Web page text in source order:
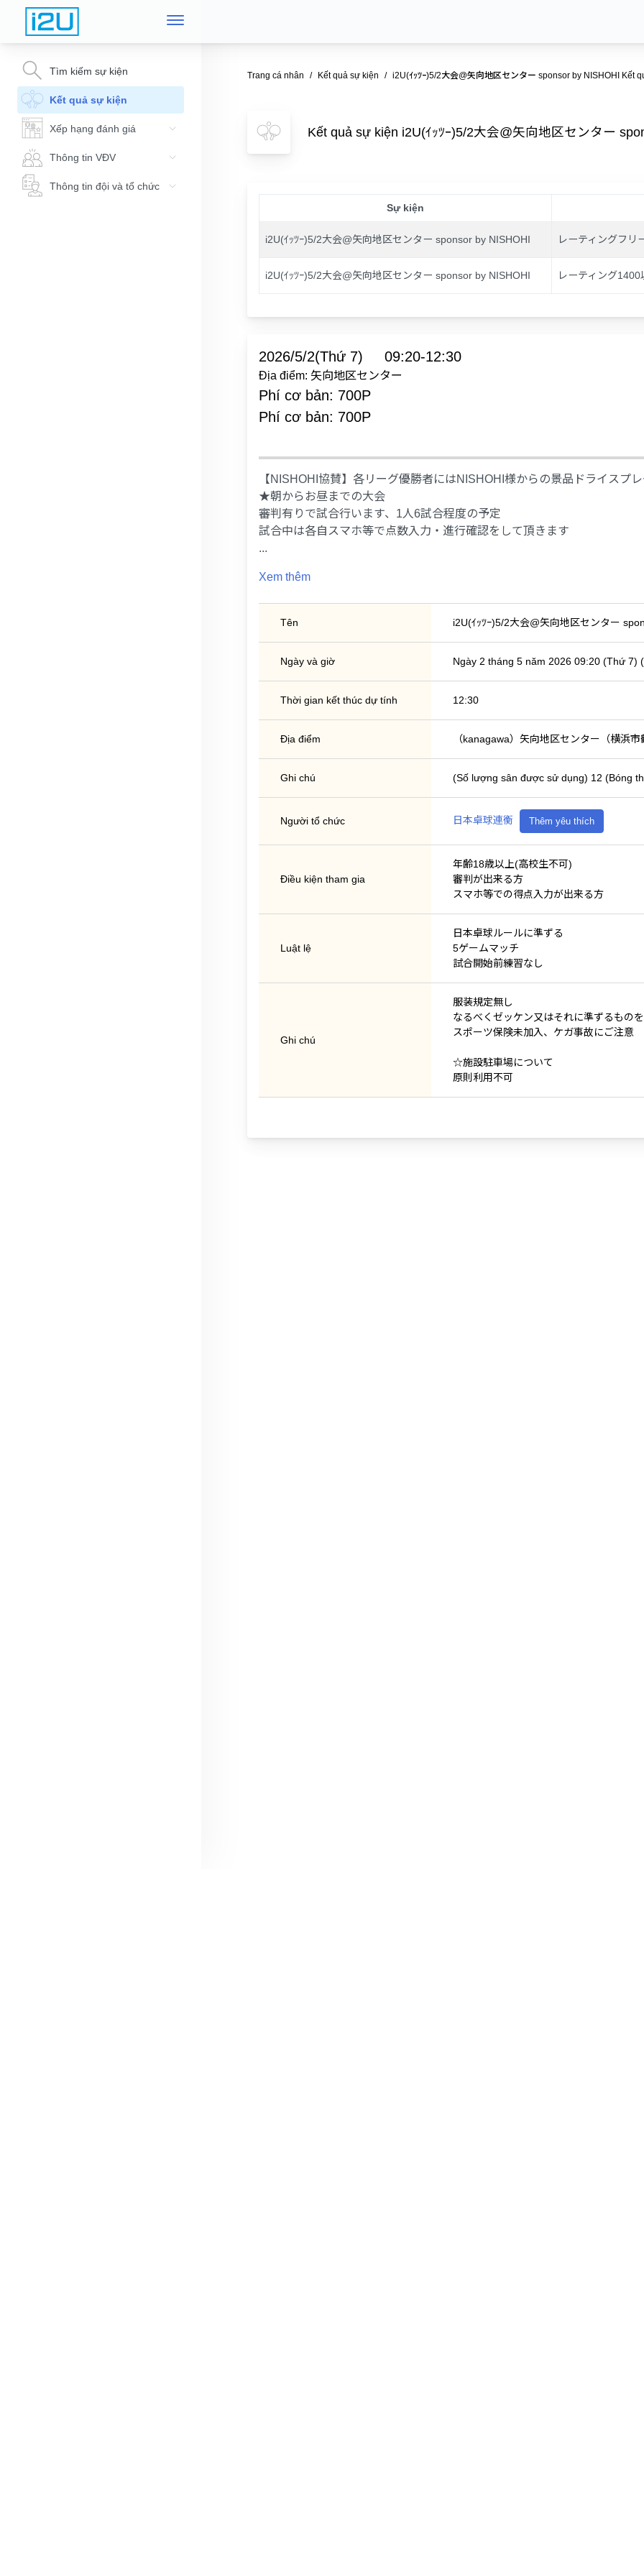
Tìm kiếm sự kiện
Kết quả sự kiện
Xếp hạng đánh giá
Thông tin VĐV
Thông tin đội và tổ chức
Trang cá nhân Kết quả sự kiện i2U(ｲｯﾂｰ)5/2大会@矢向地区センター sponsor by NISHOHI Kết
Kết quả sự kiện i2U(ｲｯﾂｰ)5/2大会@矢向地区センター
Sự kiện
i2U(ｲｯﾂｰ)5/2大会@矢向地区センター sponsor by NISHOHI レーティングフ
i2U(ｲｯﾂｰ)5/2大会@矢向地区センター sponsor by NISHOHI レーティング
2026/5/2(Thứ 7) 09:20-12:30
Địa điểm: 矢向地区センター
Phí cơ bản: 700P
Phí cơ bản: 700P
【NISHOHI協賛】各リーグ優勝者にはNISHOHI様からの景品ドライスプ
★朝からお昼までの大会
審判有りで試合行います、1人6試合程度の予定
試合中は各自スマホ等で点数入力・進行確認をして頂きます
...
Xem thêm
Tên i2U(ｲｯﾂｰ)5/2大会@矢向地区センター
Ngày và giờ Ngày 2 tháng 5 năm 2026 09:20 (Thứ 7)
Thời gian kết thúc dự tính 12:30
Địa điểm （kanagawa）矢向地区センター（横浜
Ghi chú (Số lượng sân được sử dụng) 12 (Bóng
Người tổ chức 日本卓球連衡 Thêm yêu thích
Điều kiện tham gia
年齢18歳以上(高校生不可)
審判が出来る方
スマホ等での得点入力が出来る方
Luật lệ
日本卓球ルールに準ずる
5ゲームマッチ
試合開始前練習なし
Ghi chú
服装規定無し
なるべくゼッケン又はそれに準ずるもの
スポーツ保険未加入、ケガ事故にご注意
☆施設駐車場について
原則利用不可